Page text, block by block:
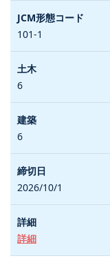
101-1
6
6
2026/10/1
詳細